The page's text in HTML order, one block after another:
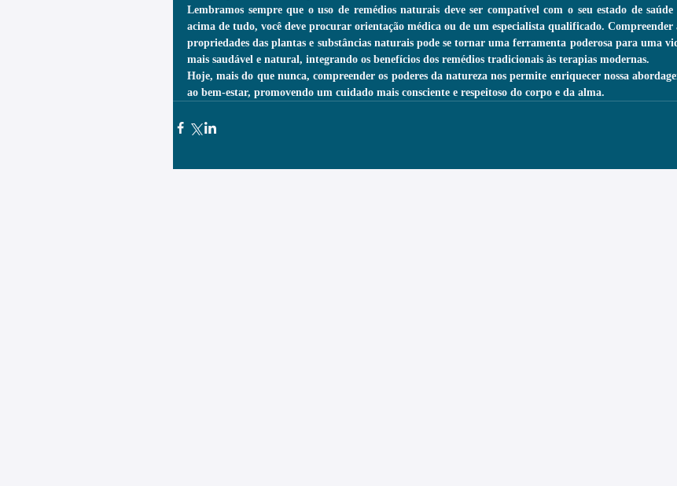
Lembramos sempre que o uso de remédios naturais deve ser compatível com o seu estado de saúde
acima de tudo, você deve procurar orientação médica ou de um especialista qualificado. Compreender
propriedades das plantas e substâncias naturais pode se tornar uma ferramenta poderosa para uma
mais saudável e natural, integrando os benefícios dos remédios tradicionais às terapias modernas.
Hoje, mais do que nunca, compreender os poderes da natureza nos permite enriquecer nossa
ao bem-estar, promovendo um cuidado mais consciente e respeitoso do corpo e da alma.